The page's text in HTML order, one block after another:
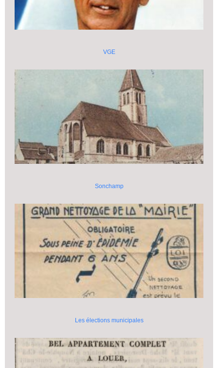
VGE
Sonchamp
Les élections municipales